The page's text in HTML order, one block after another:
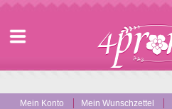
Mein Konto Mein Wunschzettel